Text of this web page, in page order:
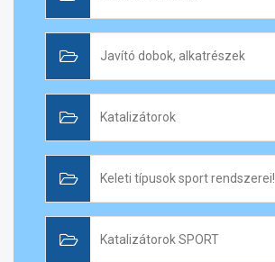
Javító dobok, alkatrészek
Katalizátorok
Keleti típusok sport rendszerei!
Katalizátorok SPORT